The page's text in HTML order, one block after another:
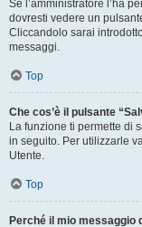
Se l’amministratore l’ha
dovresti vedere un
Cliccandolo sarai
messaggi.
Top
Che cos’è il pulsante
La funzione ti permette di
in seguito. Per utilizzarle
Utente.
Top
Perché il mio messaggio